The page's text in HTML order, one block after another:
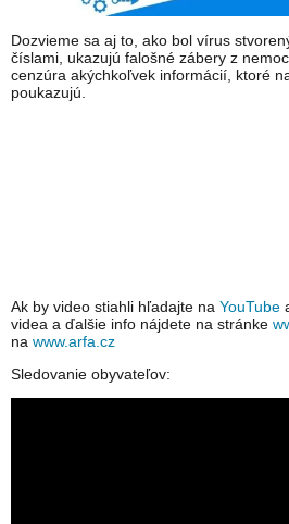
Dozvieme sa aj to, ako bol vírus
číslami, ukazujú falošné zábery z
cenzúra akýchkoľvek informácií, ktoré
poukazujú.
Ak by video stiahli hľadajte na YouTube
videa a ďalšie info nájdete na stránke
na www.arfa.cz
Sledovanie obyvateľov: